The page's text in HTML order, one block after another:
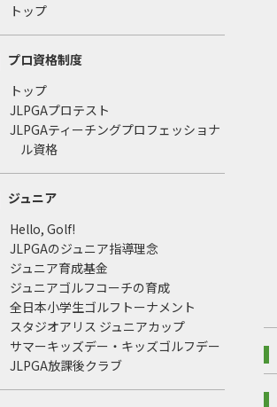
トップ
プロ資格制度
トップ
JLPGAプロテスト
JLPGAティーチングプロフェッショナ
ル資格
ジュニア
Hello, Golf!
JLPGAのジュニア指導理念
ジュニア育成基金
ジュニアゴルフコーチの育成
全日本小学生ゴルフトーナメント
スタジオアリス ジュニアカップ
サマーキッズデー・キッズゴルフデー
JLPGA放課後クラブ